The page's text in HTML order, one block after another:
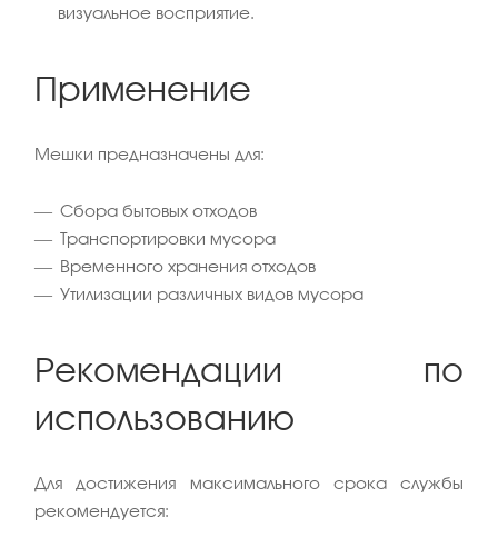
визуальное восприятие.
Применение
Мешки предназначены для:
Сбора бытовых отходов
Транспортировки мусора
Временного хранения отходов
Утилизации различных видов мусора
Рекомендации по
использованию
Для достижения максимального срока службы
рекомендуется: